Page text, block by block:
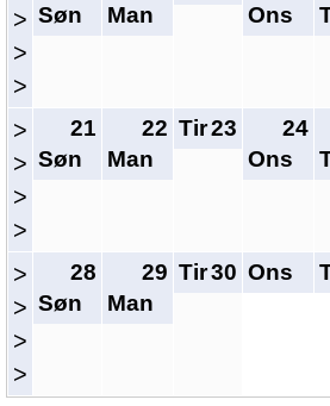
>
>
>
Søn
Man
Ons
>
>
>
>
21
Søn
22
Man
23
Tir
24
Ons
>
>
>
>
28
Søn
29
Man
30
Tir Ons